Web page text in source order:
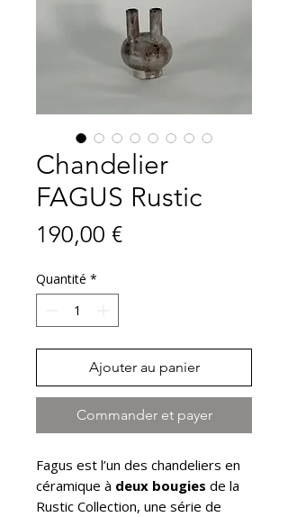
Chandelier
FAGUS Rustic
190,00 €Prix
Quantité *
Ajouter au panier
Commander et payer
Fagus est l’un des chandeliers en
céramique à deux bougies de la
Rustic Collection, une série de